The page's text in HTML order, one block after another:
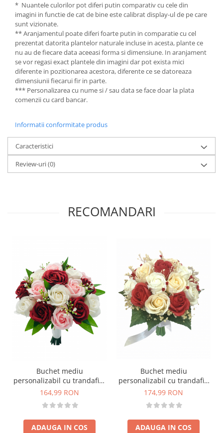
* Nuantele culorilor pot diferi putin comparativ cu cele din
imagini in functie de cat de bine este calibrat display-ul de pe care
sunt vizionate.
** Aranjamentul poate diferi foarte putin in comparatie cu cel
prezentat datorita plantelor naturale incluse in acesta, plante ce
nu au de fiecare data aceeasi forma si dimensiune. In aranjament
se vor regasi exact plantele din imagini dar pot exista mici
diferente in pozitionarea acestora, diferente ce se datoreaza
dimensiunii fiecarui fir in parte.
*** Personalizarea cu nume si / sau data se face doar la plata
comenzii cu card bancar.
Informatii conformitate produs
Caracteristici
Review-uri(0)
RECOMANDARI
Buchet mediu
personalizabil cu trandafiri,
verdeata si frunze (Grena,
164,99 RON
ADAUGA IN COS
Buchet mediu
personalizabil cu trandafiri
si floarea miresei (Rosu,
174,99 RON
ADAUGA IN COS